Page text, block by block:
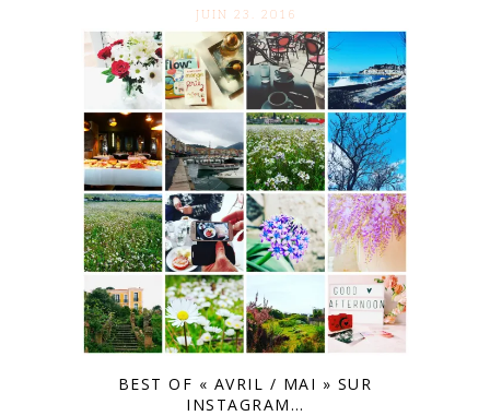
JUIN 23. 2016
BEST OF « AVRIL / MAI » SUR
INSTAGRAM…